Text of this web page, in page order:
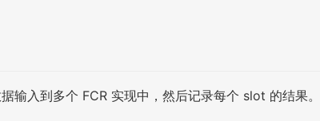
输入到多个 FCR 实现中，然后记录每个 slot 的结果。